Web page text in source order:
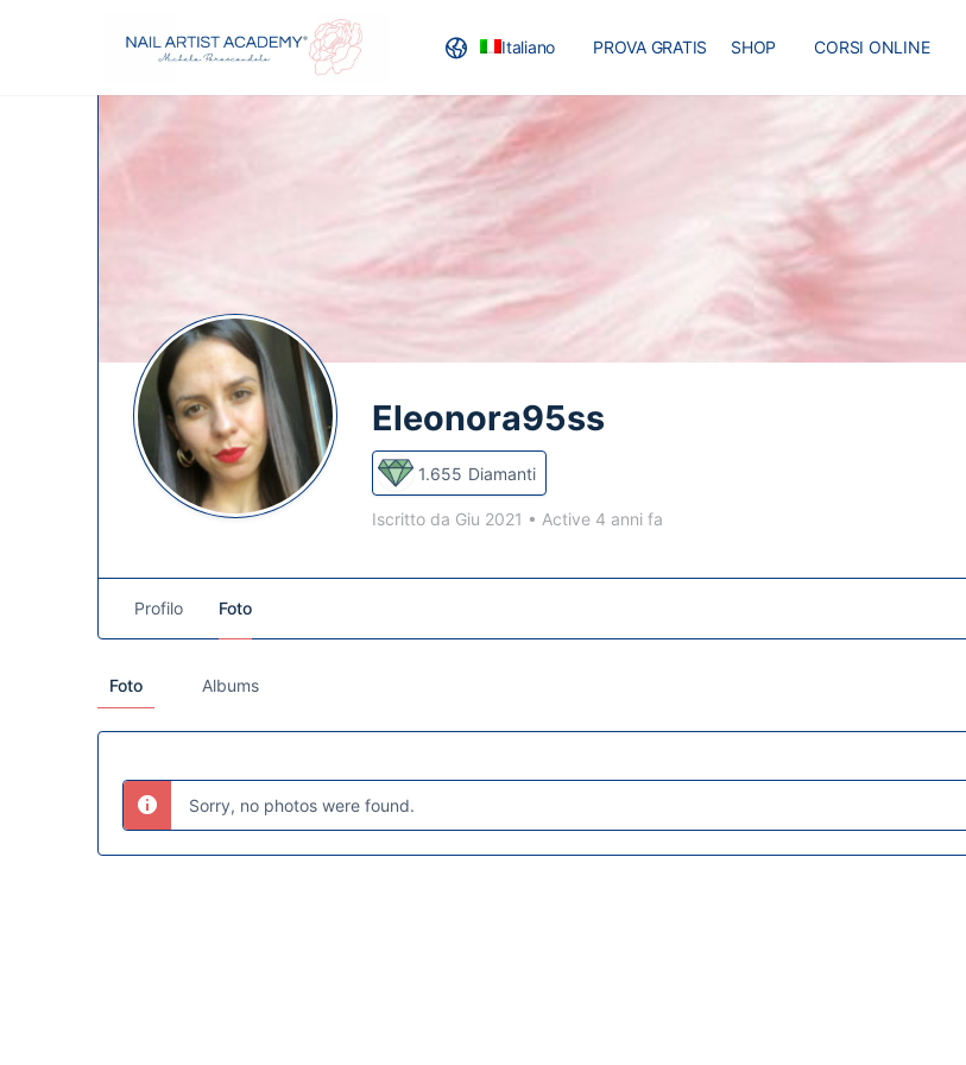
Italiano PROVA GRATIS SHOP CORSI ONLINE
RECENSIONI
Eleonora95ss
1.655 Diamanti
Iscritto da Giu 2021 • Active 4 anni fa
Profilo Foto
Foto Albums
Sorry, no photos were found.